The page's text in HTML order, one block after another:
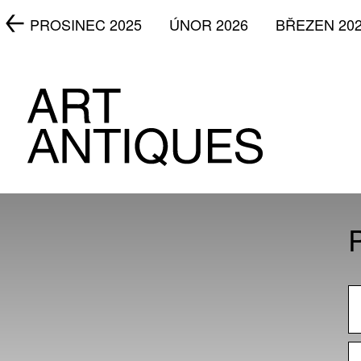
BŘEZEN
ÚNOR 2026
PROSINEC 2025